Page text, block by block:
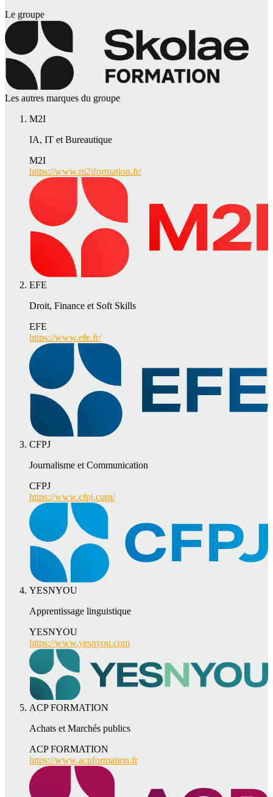
Le groupe
Les autres marques du groupe
M2I
IA, IT et Bureautique
M2I
https://www.m2iformation.fr/
EFE
Droit, Finance et Soft Skills
EFE
https://www.efe.fr/
CFPJ
Journalisme et Communication
CFPJ
https://www.cfpj.com/
YESNYOU
Apprentissage linguistique
YESNYOU
https://www.yesnyou.com
ACP FORMATION
Achats et Marchés publics
ACP FORMATION
https://www.acpformation.fr